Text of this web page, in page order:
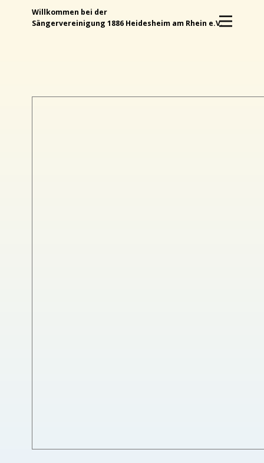
Willkommen bei der
Sängervereinigung 1886 Heidesheim am Rhein e.V.